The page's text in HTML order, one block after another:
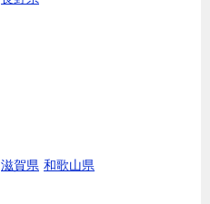
滋賀県 和歌山県